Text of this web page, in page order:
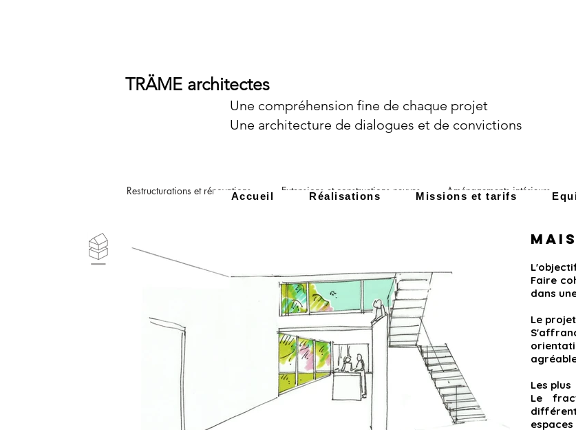
TRÄME architectes
Une compréhension fine de chaque projet
Une architecture de dialogues et de convictions
Accueil Réalisations Missions et tarifs
Restructurations et rénovations Extensions et constructions neuves Aménagements intérieurs
Faire
dans
Le projet
Les plus
Le